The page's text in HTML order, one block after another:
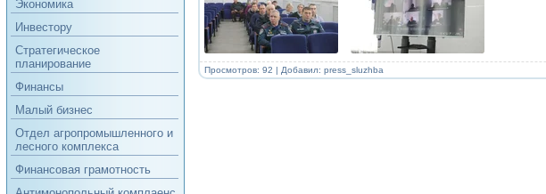
Экономика
Инвестору
Стратегическое
планирование
Финансы
Малый бизнес
Отдел агропромышленного и
лесного комплекса
Финансовая грамотность
Просмотров: 92 | Добавил: press_sluzhba